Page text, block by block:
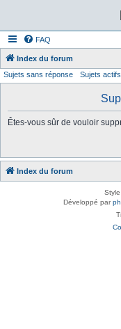
FAQ
Index du forum
Sujets sans réponse Sujets actifs
Êtes-vous sûr de vouloir
Index du forum
Développé par